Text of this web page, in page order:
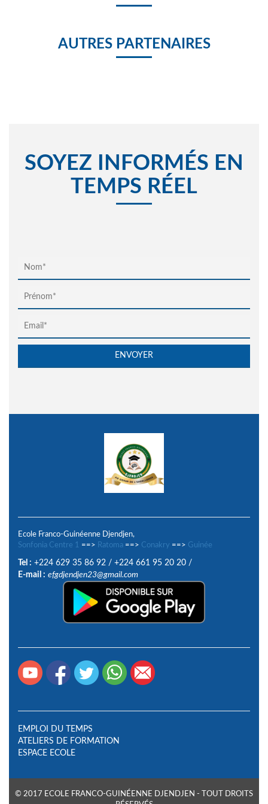
AUTRES PARTENAIRES
SOYEZ INFORMÉS EN
TEMPS RÉEL
Ecole Franco-Guinéenne Djendjen,
Sonfonia Centre 1 ==> Ratoma ==> Conakry ==> Guinée
Tel : +224 629 35 86 92 / +224 661 95 20 20 /
E-mail : efgdjendjen23@gmail.com
EMPLOI DU TEMPS
ATELIERS DE FORMATION
ESPACE ECOLE
© 2017 ECOLE FRANCO-GUINÉENNE DJENDJEN - TOUT DROITS